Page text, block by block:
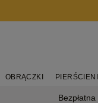
OBRĄCZKI